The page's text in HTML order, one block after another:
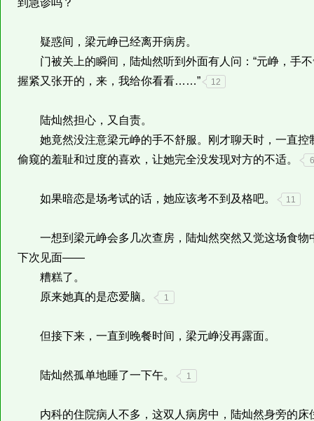
到急诊吗？
疑惑间，梁元峥已经离开病房。
门被关上的瞬间，陆灿然听到外面有人问：“元峥，手不
握紧又张开的，来，我给你看看……”
12
陆灿然担心，又自责。
她竟然没注意梁元峥的手不舒服。刚才聊天时，一直控
偷窥的羞耻和过度的喜欢，让她完全没发现对方的不适。
6
如果暗恋是场考试的话，她应该考不到及格吧。 11
一想到梁元峥会多几次查房，陆灿然突然又觉这场食物
下次见面——
糟糕了。
原来她真的是恋爱脑。
1
但接下来，一直到晚餐时间，梁元峥没再露面。
陆灿然孤单地睡了一下午。 1
内科的住院病人不多，这双人病房中，陆灿然身旁的床